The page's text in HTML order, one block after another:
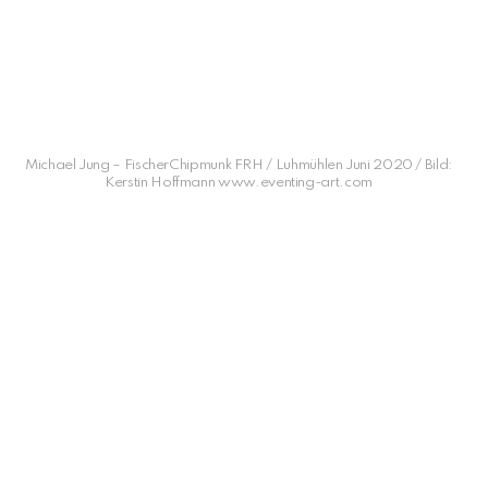
Michael Jung – FischerChipmunk FRH / Luhmühlen Juni 2020 / Bild:
Kerstin Hoffmann www.eventing-art.com